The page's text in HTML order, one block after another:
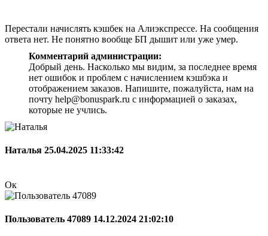
Перестали начислять кэшбек на Алиэкспрессе. На сообщения
ответа нет. Не понятно вообще БП дышит или уже умер.
Комментарий администрации:
Добрый день. Насколько мы видим, за последнее время
нет ошибок и проблем с начислением кэшбэка и
отображением заказов. Напишите, пожалуйста, нам на
почту help@bonuspark.ru с информацией о заказах,
которые не учлись.
Наталья 25.04.2025 11:33:42
Ок
Пользователь 47089 14.12.2024 21:02:10